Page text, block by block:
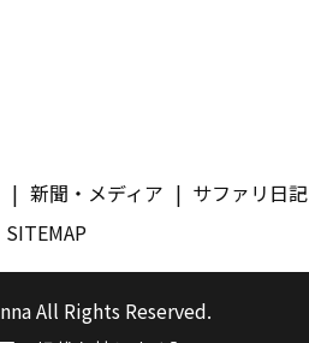
新聞・メディア サファリ日記
SITEMAP
All Rights Reserved.